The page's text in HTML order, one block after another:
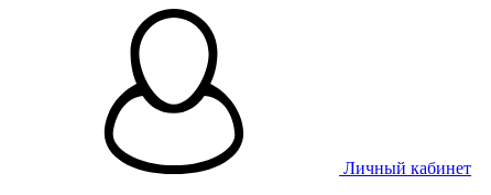
Личный кабинет